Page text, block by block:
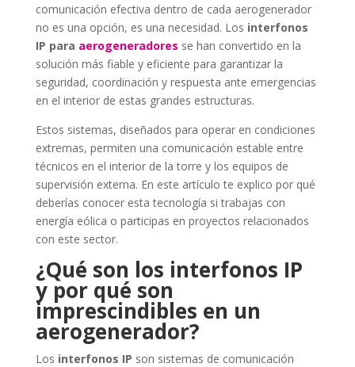
comunicación efectiva dentro de cada aerogenerador
no es una opción, es una necesidad. Los interfonos
IP para aerogeneradores se han convertido en la
solución más fiable y eficiente para garantizar la
seguridad, coordinación y respuesta ante emergencias
en el interior de estas grandes estructuras.
Estos sistemas, diseñados para operar en condiciones
extremas, permiten una comunicación estable entre
técnicos en el interior de la torre y los equipos de
supervisión externa. En este artículo te explico por qué
deberías conocer esta tecnología si trabajas con
energía eólica o participas en proyectos relacionados
con este sector.
¿Qué son los interfonos IP
y por qué son
imprescindibles en un
aerogenerador?
Los interfonos IP son sistemas de comunicación